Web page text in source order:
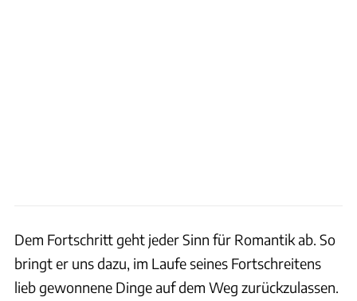
Dem Fortschritt geht jeder Sinn für Romantik ab. So
bringt er uns dazu, im Laufe seines Fortschreitens
lieb gewonnene Dinge auf dem Weg zurückzulassen.